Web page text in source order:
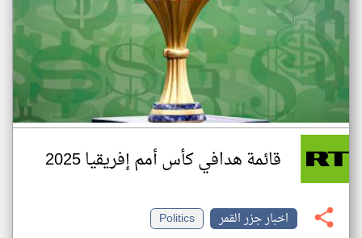
قائمة هدافي كأس أمم إفريقيا 2025
اخبار جزر القمر
Politics